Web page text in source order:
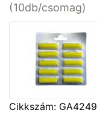
(10db/csomag)
Cikkszám: GA4249